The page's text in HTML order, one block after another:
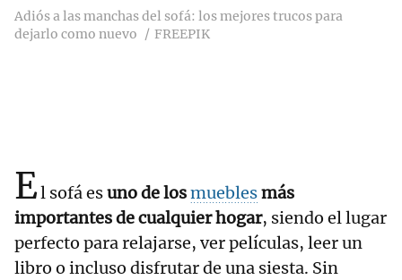
Adiós a las manchas del sofá: los mejores trucos para
dejarlo como nuevo
FREEPIK
El sofá esuno de losmueblesmás
importantes de cualquier hogar, siendo el lugar
perfecto para relajarse, ver películas, leer un
libro o incluso disfrutar de una siesta. Sin